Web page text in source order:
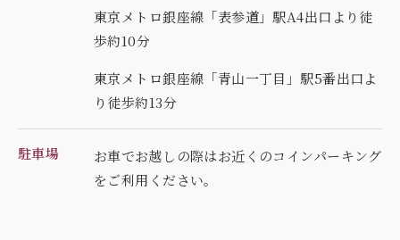
東京メトロ銀座線「表参道」駅A4出口より徒
歩約10分
東京メトロ銀座線「青山一丁目」駅5番出口よ
り徒歩約13分
駐車場
お車でお越しの際はお近くのコインパーキング
をご利用ください。